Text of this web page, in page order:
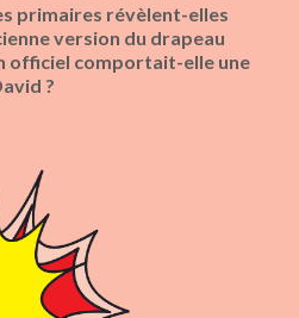
primaires révèlent-elles
version du drapeau
officiel comportait-elle une
?